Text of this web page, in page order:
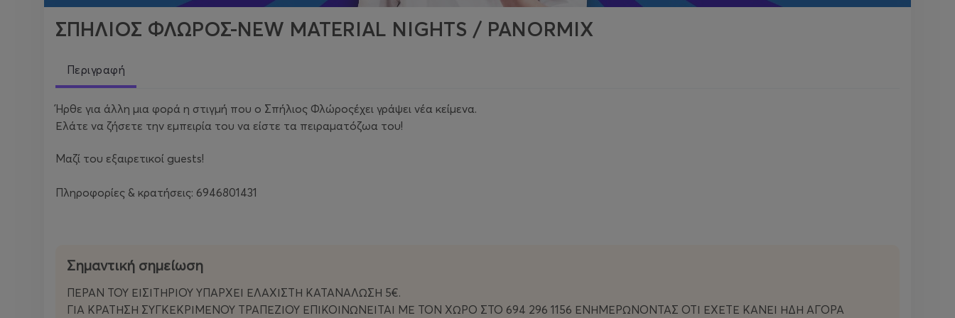
ΣΠΗΛΙΟΣ ΦΛΩΡΟΣ-NEW MATERIAL NIGHTS / PANORMIX
Περιγραφή
Ήρθε για άλλη μια φορά η στιγμή που ο Σπήλιος Φλώροςέχει γράψει νέα κείμενα.
Ελάτε να ζήσετε την εμπειρία του να είστε τα πειραματόζωα του!
Μαζί του εξαιρετικοί guests!
Πληροφορίες & κρατήσεις: 6946801431
Σημαντική σημείωση
ΠΕΡΑΝ ΤΟΥ ΕΙΣΙΤΗΡΙΟΥ ΥΠΑΡΧΕΙ ΕΛΑΧΙΣΤΗ ΚΑΤΑΝΑΛΩΣΗ 5€.
ΓΙΑ ΚΡΑΤΗΣΗ ΣΥΓΚΕΚΡΙΜΕΝΟΥ ΤΡΑΠΕΖΙΟΥ ΕΠΙΚΟΙΝΩΝΕΙΤΑΙ ΜΕ ΤΟΝ ΧΩΡΟ ΣΤΟ 694 296 1156 ΕΝΗΜΕΡΩΝΟΝΤΑΣ ΟΤΙ ΕΧΕΤΕ ΚΑΝΕΙ ΗΔΗ ΑΓΟΡΑ